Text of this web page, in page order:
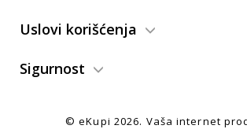
Uslovi korišćenja
Sigurnost
© eKupi 2026. Vaša internet